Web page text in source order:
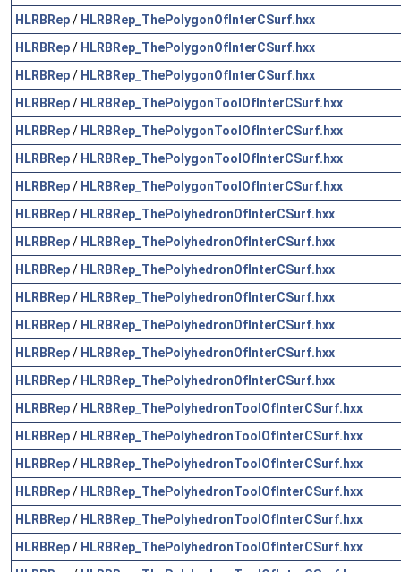
HLRBRep/ HLRBRep_ThePolygonOfInterCSurf.hxx
HLRBRep/ HLRBRep_ThePolygonOfInterCSurf.hxx
HLRBRep/ HLRBRep_ThePolygonOfInterCSurf.hxx
HLRBRep/ HLRBRep_ThePolygonToolOfInterCSurf.hxx
HLRBRep/ HLRBRep_ThePolygonToolOfInterCSurf.hxx
HLRBRep/ HLRBRep_ThePolygonToolOfInterCSurf.hxx
HLRBRep/ HLRBRep_ThePolygonToolOfInterCSurf.hxx
HLRBRep/ HLRBRep_ThePolyhedronOfInterCSurf.hxx
HLRBRep/ HLRBRep_ThePolyhedronOfInterCSurf.hxx
HLRBRep/ HLRBRep_ThePolyhedronOfInterCSurf.hxx
HLRBRep/ HLRBRep_ThePolyhedronOfInterCSurf.hxx
HLRBRep/ HLRBRep_ThePolyhedronOfInterCSurf.hxx
HLRBRep/ HLRBRep_ThePolyhedronOfInterCSurf.hxx
HLRBRep/ HLRBRep_ThePolyhedronOfInterCSurf.hxx
HLRBRep/ HLRBRep_ThePolyhedronToolOfInterCSurf.hxx
HLRBRep/ HLRBRep_ThePolyhedronToolOfInterCSurf.hxx
HLRBRep/ HLRBRep_ThePolyhedronToolOfInterCSurf.hxx
HLRBRep/ HLRBRep_ThePolyhedronToolOfInterCSurf.hxx
HLRBRep/ HLRBRep_ThePolyhedronToolOfInterCSurf.hxx
HLRBRep/ HLRBRep_ThePolyhedronToolOfInterCSurf.hxx